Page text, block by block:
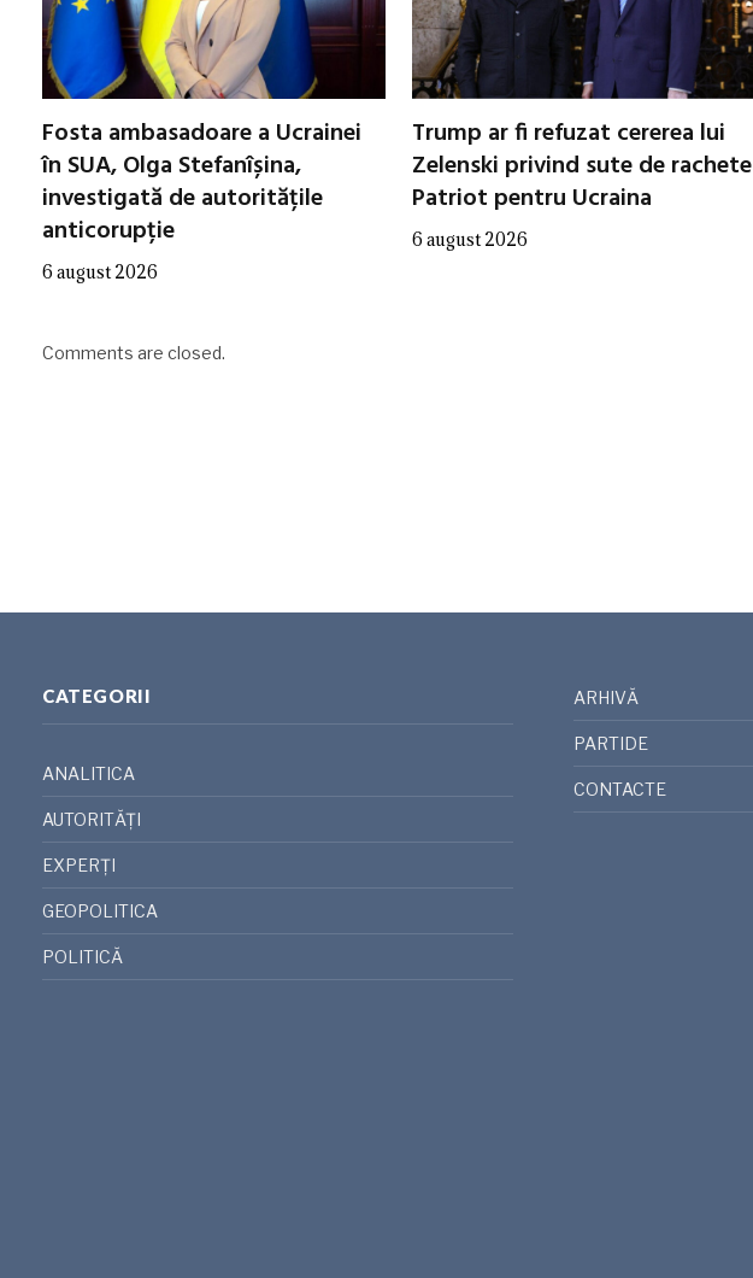
Fosta ambasadoare a Ucrainei
în SUA, Olga Stefanîșina,
investigată de autoritățile
anticorupție
6 august 2026
Trump ar fi refuzat cererea lui
Zelenski privind sute de rachete
Patriot pentru Ucraina
6 august 2026
Comments are closed.
CATEGORII
ANALITICA
AUTORITĂȚI
EXPERȚI
GEOPOLITICA
POLITICĂ
ARHIVĂ
PARTIDE
CONTACTE